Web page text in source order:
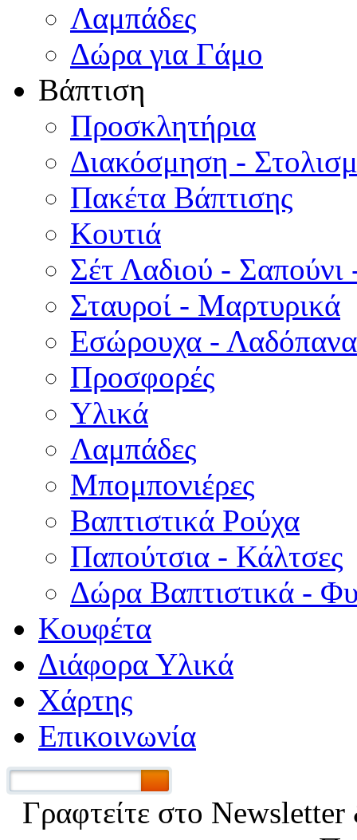
Λαμπάδες
Δώρα για Γάμο
Βάπτιση
Προσκλητήρια
Διακόσμηση -
Πακέτα Βάπτισης
Κουτιά
Σέτ Λαδιού - Σαπούνι
Σταυροί - Μαρτυρικά
Εσώρουχα -
Προσφορές
Υλικά
Λαμπάδες
Μπομπονιέρες
Βαπτιστικά Ρούχα
Παπούτσια - Κάλτσες
Δώρα Βαπτιστικά -
Κουφέτα
Διάφορα Υλικά
Χάρτης
Επικοινωνία
Γραφτείτε στο Νewsletter